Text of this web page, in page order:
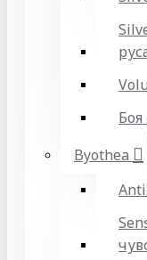
Byothea